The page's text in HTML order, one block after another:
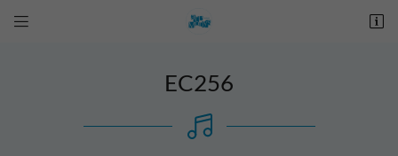
 
EC256